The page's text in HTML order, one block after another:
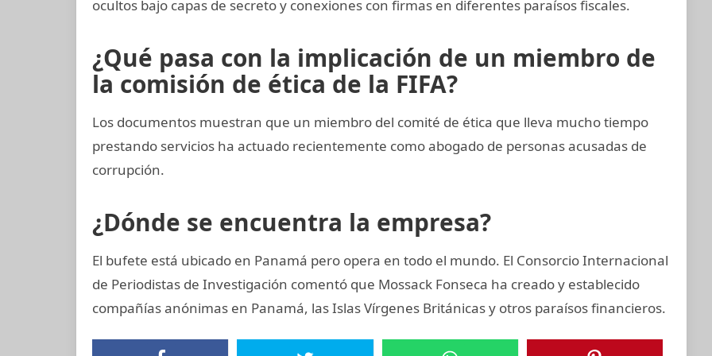
ocultos bajo capas de secreto y conexiones con firmas en diferentes paraísos fiscales.
¿Qué pasa con la implicación de un miembro de
la comisión de ética de la FIFA?
Los documentos muestran que un miembro del comité de ética que lleva mucho tiempo
prestando servicios ha actuado recientemente como abogado de personas acusadas de
corrupción.
¿Dónde se encuentra la empresa?
El bufete está ubicado en Panamá pero opera en todo el mundo. El Consorcio Internacional
de Periodistas de Investigación comentó que Mossack Fonseca ha creado y establecido
compañías anónimas en Panamá, las Islas Vírgenes Británicas y otros paraísos financieros.